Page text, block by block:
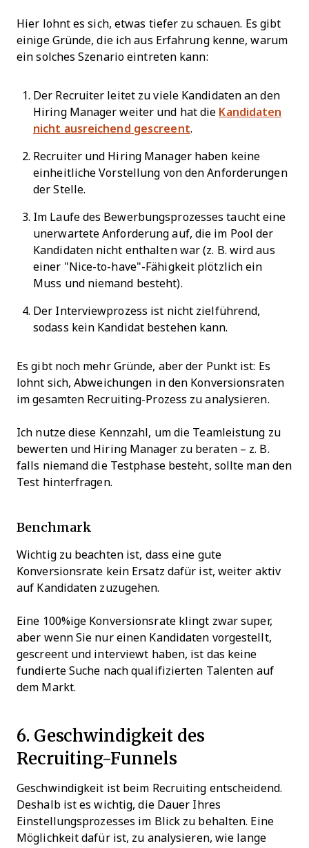
Hier lohnt es sich, etwas tiefer zu schauen. Es gibt
einige Gründe, die ich aus Erfahrung kenne, warum
ein solches Szenario eintreten kann:
Der Recruiter leitet zu viele Kandidaten an den
Hiring Manager weiter und hat die Kandidaten
nicht ausreichend gescreent.
Recruiter und Hiring Manager haben keine
einheitliche Vorstellung von den Anforderungen
der Stelle.
Im Laufe des Bewerbungsprozesses taucht eine
unerwartete Anforderung auf, die im Pool der
Kandidaten nicht enthalten war (z. B. wird aus
einer "Nice-to-have"-Fähigkeit plötzlich ein
Muss und niemand besteht).
Der Interviewprozess ist nicht zielführend,
sodass kein Kandidat bestehen kann.
Es gibt noch mehr Gründe, aber der Punkt ist: Es
lohnt sich, Abweichungen in den Konversionsraten
im gesamten Recruiting-Prozess zu analysieren.
Ich nutze diese Kennzahl, um die Teamleistung zu
bewerten und Hiring Manager zu beraten – z. B.
falls niemand die Testphase besteht, sollte man den
Test hinterfragen.
Benchmark
Wichtig zu beachten ist, dass eine gute
Konversionsrate kein Ersatz dafür ist, weiter aktiv
auf Kandidaten zuzugehen.
Eine 100%ige Konversionsrate klingt zwar super,
aber wenn Sie nur einen Kandidaten vorgestellt,
gescreent und interviewt haben, ist das keine
fundierte Suche nach qualifizierten Talenten auf
dem Markt.
6. Geschwindigkeit des
Recruiting-Funnels
Geschwindigkeit ist beim Recruiting entscheidend.
Deshalb ist es wichtig, die Dauer Ihres
Einstellungsprozesses im Blick zu behalten. Eine
Möglichkeit dafür ist, zu analysieren, wie lange